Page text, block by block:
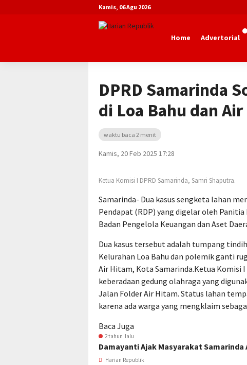
Kamis, 06 Agu 2026
Home Advertorial
DPRD Samarinda
di Loa Bahu dan
waktu baca 2 menit
Kamis, 20 Feb 2025 17:28
Ketua Komisi I DPRD Samarinda, Samri Shaputra.
Samarinda- Dua kasus sengketa lahan
Pendapat (RDP) yang digelar oleh Panitia
Badan Pengelola Keuangan dan Aset
Dua kasus tersebut adalah tumpang
Kelurahan Loa Bahu dan polemik ganti
Air Hitam, Kota Samarinda.Ketua Komisi
keberadaan gedung olahraga yang
Jalan Folder Air Hitam. Status lahan
karena ada warga yang mengklaim
Baca Juga
2 tahun lalu
Damayanti Ajak Masyarakat
Harian Republik